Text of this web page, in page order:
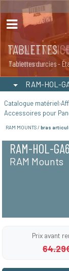
Maintenance
TABLETTES
Tablettes durcies -
RAM-HOL-
Catalogue matériel
Accessoires pour
RAM MOUNTS / bras
RAM-HOL-
RAM Mounts
Prix avant